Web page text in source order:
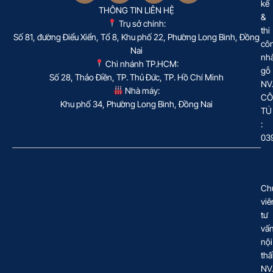
THÔNG TIN LIÊN HỆ
Trụ sở chính:
Số 81, đường Điểu Xiển, Tổ 8, Khu phố 22, Phường Long Bình, Đồng
Nai
Chi nhánh TP.HCM:
Số 28, Thảo Điền, TP. Thủ Đức, TP. Hồ Chí Minh
Nhà máy:
Khu phố 34, Phường Long Bình, Đồng Nai
kế
&
thi
gỗ
NV.
TÚ
:
tư
nội
NV.